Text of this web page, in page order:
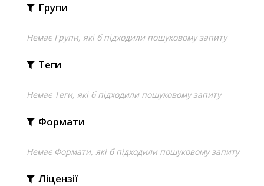
Групи
Немає Групи, які б підходили пошуковому запиту
Теги
Немає Теги, які б підходили пошуковому запиту
Формати
Немає Формати, які б підходили пошуковому запиту
Ліцензії